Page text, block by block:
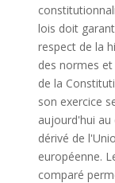
lois doit
respect de la
des normes
de la
son exercice
aujourd'hui au
dérivé de
européenne.
comparé